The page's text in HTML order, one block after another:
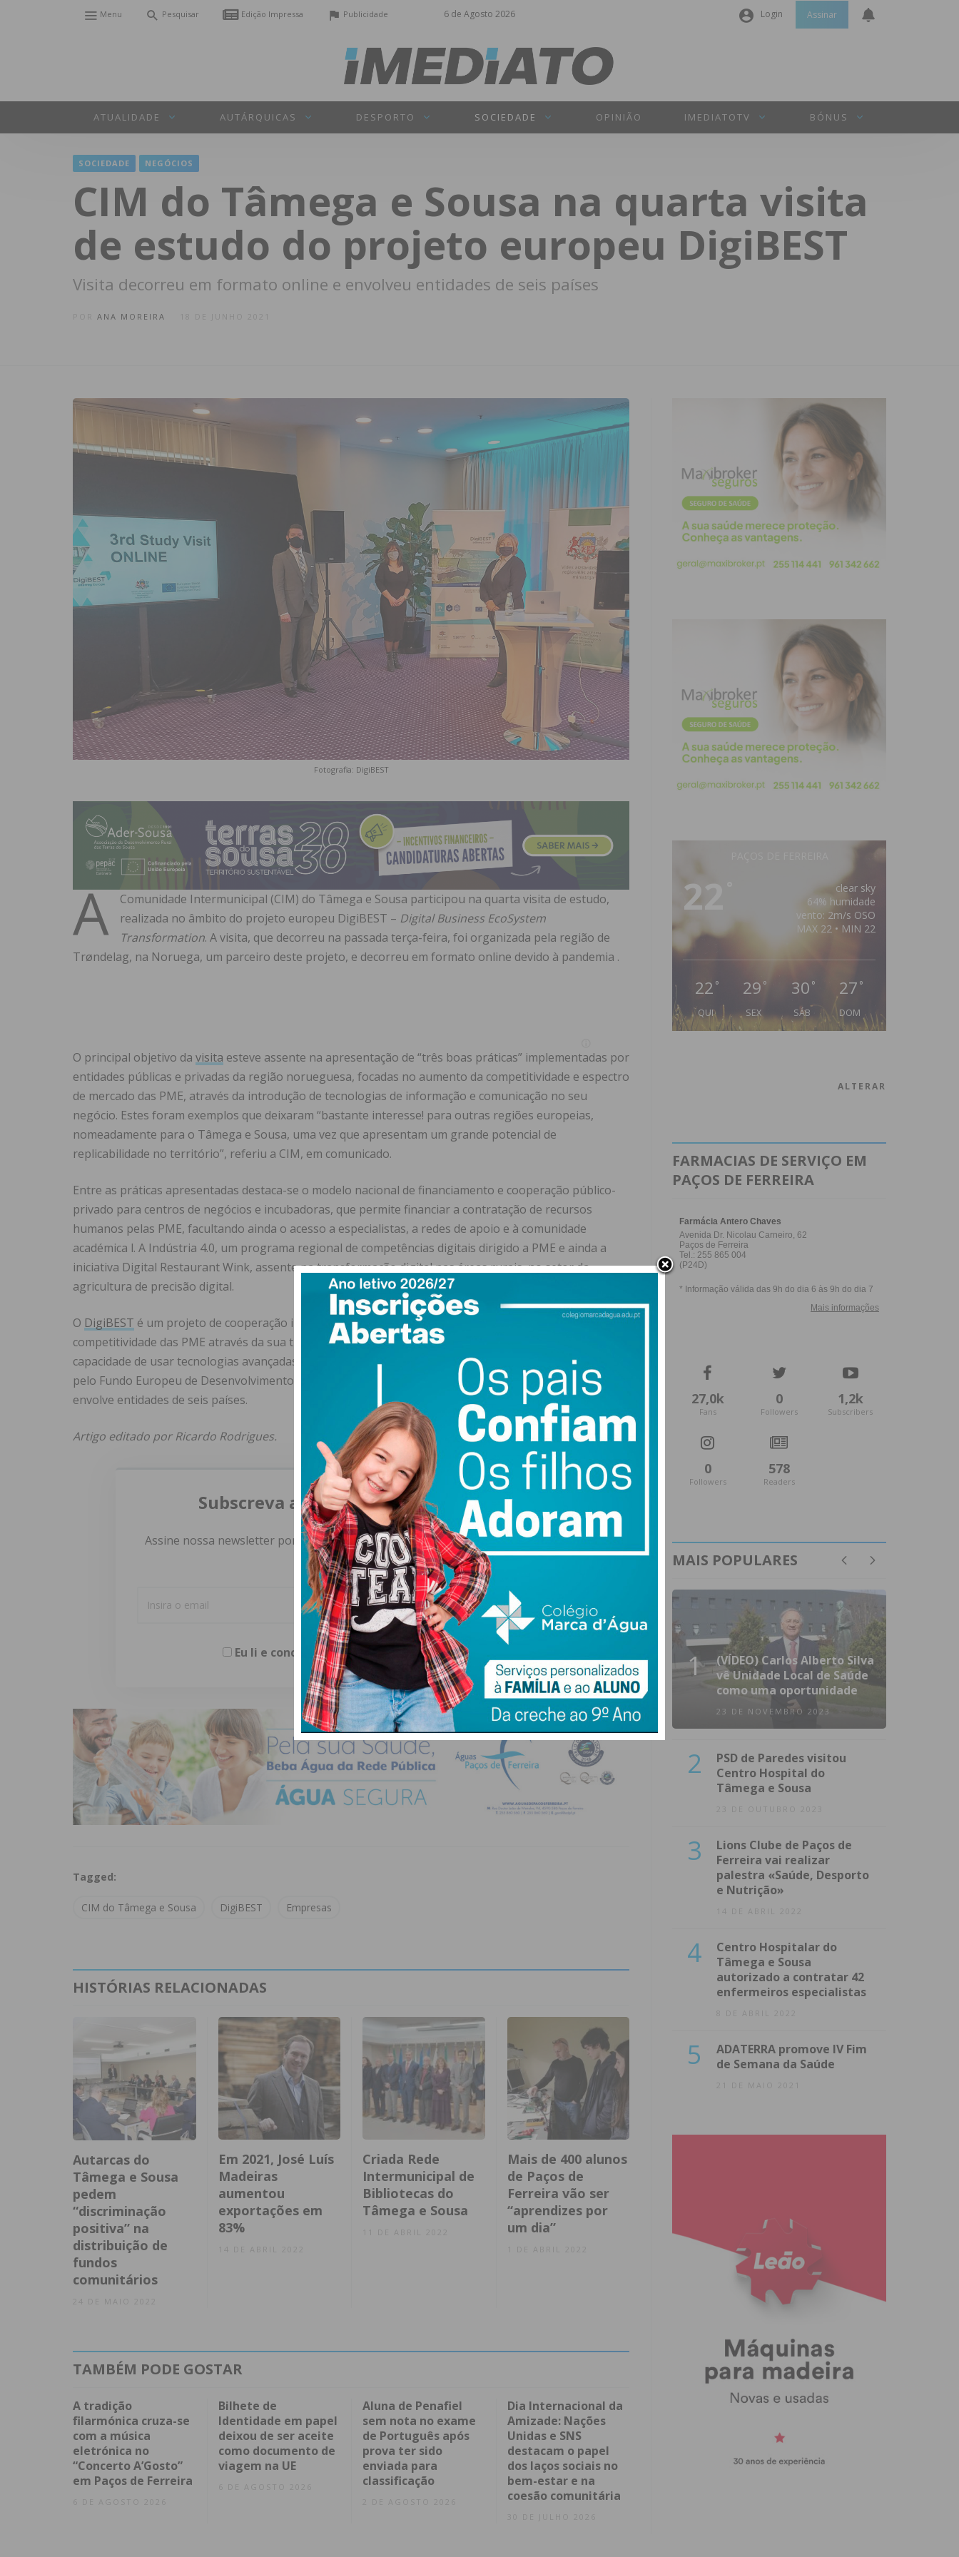
6 de Agosto 2026
Menu Pesquisar Edição Impressa Publicidade Login
Senha
INICIAR SESSÃO
Perdeu a sua senha?
Assinar
ATUALIDADE AUTÁRQUICAS DESPORTO SOCIEDADE OPINIÃO IMEDIATOTV BÓNUS
SOCIEDADE NEGÓCIOS
CIM do Tâmega e Sousa na quarta visita
de estudo do projeto europeu DigiBEST
Visita decorreu em formato online e envolveu entidades de seis países
ANA MOREIRA
Fotografia: DigiBEST
A
Comunidade Intermunicipal (CIM) do Tâmega e Sousa participou na quarta visita de estudo,
realizada no âmbito do projeto europeu DigiBEST – Digital Business EcoSystem
Transformation. A visita, que decorreu na passada terça-feira, foi organizada pela região de
Trøndelag, na Noruega, um parceiro deste projeto, e decorreu em formato online devido à pandemia .
O principal objetivo da visita esteve assente na apresentação de “três boas práticas” implementadas por
entidades públicas e privadas da região norueguesa, focadas no aumento da competitividade e espectro
de mercado das PME, através da introdução de tecnologias de informação e comunicação no seu
negócio. Estes foram exemplos que deixaram “bastante interesse! para outras regiões europeias,
nomeadamente para o Tâmega e Sousa, uma vez que apresentam um grande potencial de
replicabilidade no território”, referiu a CIM, em comunicado.
Entre as práticas apresentadas destaca-se o modelo nacional de financiamento e cooperação público-
privado para centros de negócios e incubadoras, que permite financiar a contratação de recursos
humanos pelas PME, facultando ainda o acesso a especialistas, a redes de apoio e à comunidade
académica l. A Indústria 4.0, um programa regional de competências digitais dirigido a PME e ainda a
iniciativa Digital Restaurant Wink, assente na transformação digital nas áreas rurais, no setor da
agricultura de precisão digital.
O DigiBEST é um projeto de cooperação inter-regional, que tem como principal objetivo promover a
competitividade das PME através da sua transformação digital, propondo soluções para aumentar a sua
capacidade de usar tecnologias avançadas e novas abordagens de negócios inovadoras. É cofinanciado
pelo Fundo Europeu de Desenvolvimento Regional (FEDER), através do programa Interreg Europe, e
envolve entidades de seis países.
Artigo editado por Ricardo Rodrigues.
Subscreva a newsletter do Imediato
Assine nossa newsletter por e-mail e obtenha de forma regular a informação
atualizada.
Eu li e concordo com os termos e condições
Tagged:
CIM do Tâmega e Sousa DigiBEST Empresas
HISTÓRIAS RELACIONADAS
Autarcas do
Tâmega e Sousa
pedem
“discriminação
positiva” na
distribuição de
fundos
comunitários
24 DE MAIO 2022
Em 2021, José Luís
Madeiras
aumentou
exportações em
83%
14 DE ABRIL 2022
Criada Rede
Intermunicipal de
Bibliotecas do
Tâmega e Sousa
11 DE ABRIL 2022
Mais de 400 alunos
de Paços de
Ferreira vão ser
“aprendizes por
um dia”
1 DE ABRIL 2022
TAMBÉM PODE GOSTAR
A tradição
filarmónica cruza-se
com a música
eletrónica no
“Concerto A’Gosto”
em Paços de Ferreira
6 DE AGOSTO 2026
Bilhete de
Identidade em papel
deixou de ser aceite
como documento de
viagem na UE
6 DE AGOSTO 2026
Aluna de Penafiel
sem nota no exame
de Português após
prova ter sido
enviada para
classificação
2 DE AGOSTO 2026
Dia Internacional da
Amizade: Nações
Unidas e SNS
destacam o papel
dos laços sociais no
bem-estar e na
coesão comunitária
22
clear sky
64% humidade
vento: 2m/s OSO
MAX 22 • MIN 22
22 °
QUI
29 °
SEX
30 °
SÁB
27 °
DOM
ALTERAR
FARMACIAS DE SERVIÇO EM
PAÇOS DE FERREIRA
27,0k
Fans
0
Followers
1,2k
Subscribers
0
Followers
578
Readers
MAIS POPULARES
1
(VÍDEO) Carlos Alberto Silva
vê Unidade Local de Saúde
como uma oportunidade
23 DE NOVEMBRO 2023
2
PSD de Paredes visitou
Centro Hospital do
Tâmega e Sousa
23 DE OUTUBRO 2023
3
Lions Clube de Paços de
Ferreira vai realizar
palestra «Saúde, Desporto
e Nutrição»
14 DE ABRIL 2022
4
Centro Hospitalar do
Tâmega e Sousa
autorizado a contratar 42
enfermeiros especialistas
8 DE ABRIL 2022
5
ADATERRA promove IV Fim
de Semana da Saúde
21 DE MAIO 2021